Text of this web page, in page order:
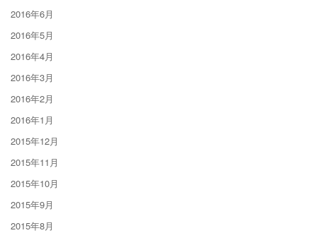
2016年6月
2016年5月
2016年4月
2016年3月
2016年2月
2016年1月
2015年12月
2015年11月
2015年10月
2015年9月
2015年8月